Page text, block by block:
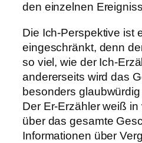
den einzelnen
Die Ich-Perspektive ist
eingeschränkt, denn
so viel, wie der Ich-
andererseits wird das
besonders glaubwürdig
Der Er-Erzähler weiß
über das gesamte
Informationen über